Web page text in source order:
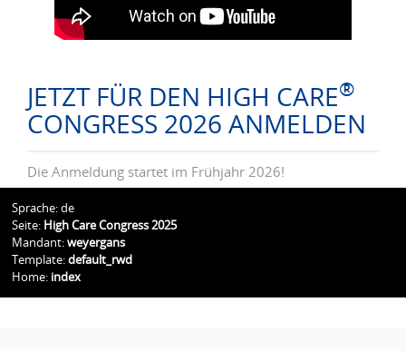
JETZT FÜR DEN HIGH CARE®
CONGRESS 2026 ANMELDEN
Die Anmeldung startet im Frühjahr 2026!
Sprache: de
Seite: High Care Congress 2025
Mandant: weyergans
Template: default_rwd
Home: index